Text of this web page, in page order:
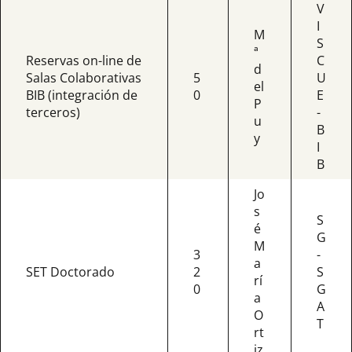
Reservas on-line de
Salas Colaborativas
BIB (integración de
terceros)
5
0
M
ª
d
el
P
u
y
V
I
S
C
U
E
-
B
I
B
SET Doctorado
3
2
0
Jo
s
é
M
a
rí
a
O
rt
S
G
-
S
G
A
T